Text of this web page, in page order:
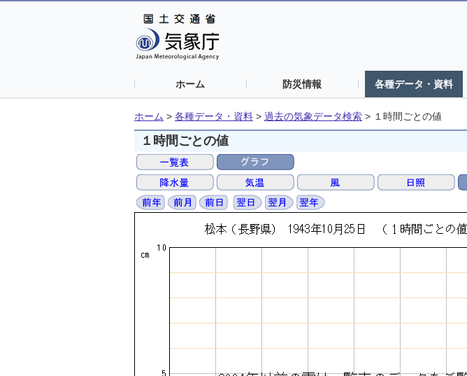
ホーム 防災情報 各種データ・資料
ホーム > 各種データ・資料 > 過去の気象データ検索 > １時間ごとの値
１時間ごとの値